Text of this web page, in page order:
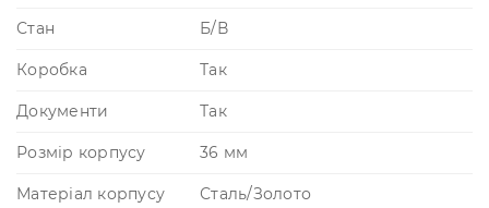
Стан Б/В
Коробка Так
Документи Так
Розмір корпусу 36 мм
Матеріал корпусу Сталь/Золото